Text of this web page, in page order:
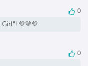
0
Girl"! 💜💜💜
0